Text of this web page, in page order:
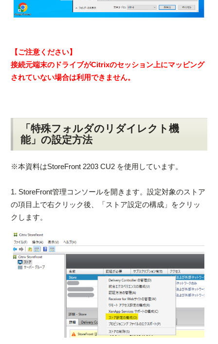
【ご注意ください】
接続元端末のドライブがCitrixのセッション上にマッピング
されていない場合は利用できません。
「特殊フォルダのリダイレクト機
能」の設定方法
※本資料はStoreFront 2203 CU2 を使用しています。
1. StoreFront管理コンソールを開きます。設定対象のストア
の項目上で右クリック後、「ストア設定の構成」をクリッ
クします。